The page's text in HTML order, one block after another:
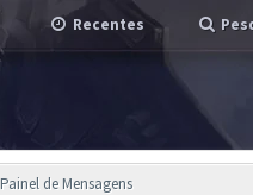
Recentes
Painel de Mensagens